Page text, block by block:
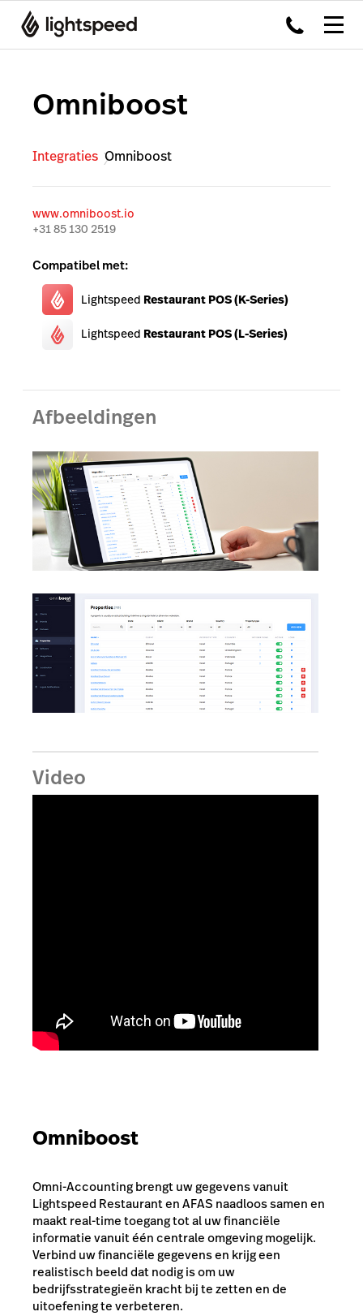
Omniboost
Integraties Omniboost
www.omniboost.io
+31 85 130 2519
Compatibel met:
Lightspeed Restaurant POS (K-Series)
Lightspeed Restaurant POS (L-Series)
Afbeeldingen
Video
Omniboost
Omni-Accounting brengt uw gegevens vanuit
Lightspeed Restaurant en AFAS naadloos samen en
maakt real-time toegang tot al uw financiële
informatie vanuit één centrale omgeving mogelijk.
Verbind uw financiële gegevens en krijg een
realistisch beeld dat nodig is om uw
bedrijfsstrategieën kracht bij te zetten en de
uitoefening te verbeteren.